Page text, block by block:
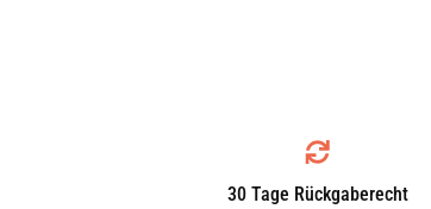
30 Tage Rückgaberecht